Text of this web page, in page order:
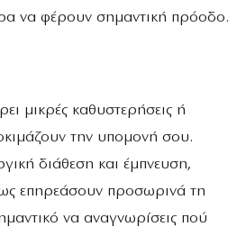
να φέρουν σημαντική πρόοδο.
μικρές καθυστερήσεις ή
την υπομονή σου.
διάθεση και έμπνευση,
επηρεάσουν προσωρινά τη
να αναγνωρίσεις πού